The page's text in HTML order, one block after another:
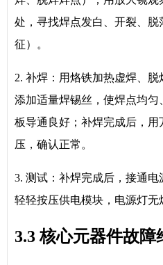
处，寻找焊点发白、开裂、
征）。
2. 补焊：用烙铁加热虚焊、脱
添加适量焊锡丝，使焊点均
板导通良好；补焊完成后，
压，确认正常。
3. 测试：补焊完成后，接通电
轻轻按压供电模块，电源灯无
3.3 核心元器件故障